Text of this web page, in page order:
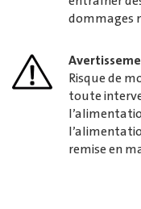
dommages
Risque de
toute
remise en